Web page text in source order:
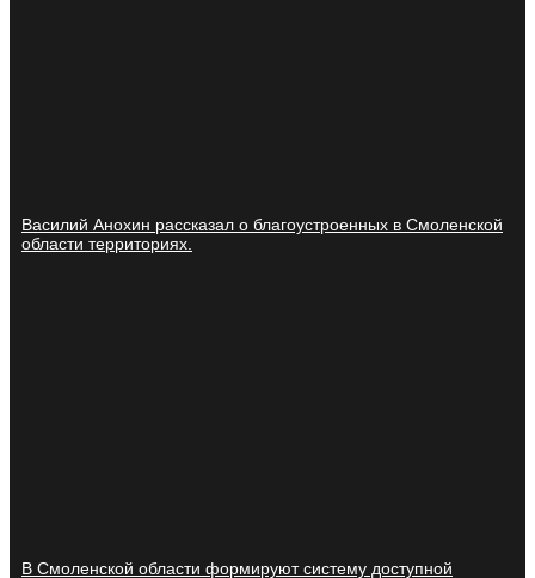
Василий Анохин рассказал о благоустроенных в Смоленской
области территориях.
В Смоленской области формируют систему доступной